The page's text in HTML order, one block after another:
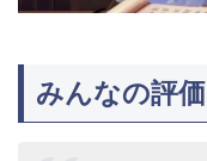
みんなの評価